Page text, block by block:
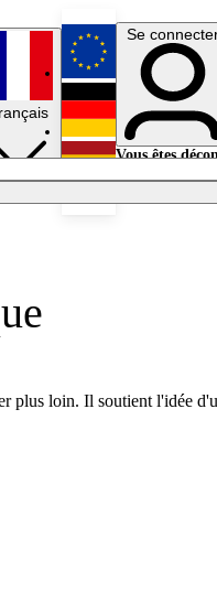
English
Deutsch
Se
Vous êtes
plus loin. Il soutient l'idée